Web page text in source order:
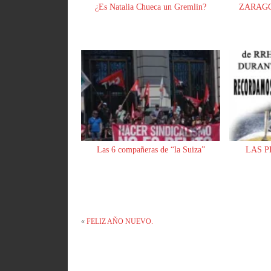
¿Es Natalia Chueca un Gremlin?
Las 6 compañeras de “la Suiza”
LAS
«FELIZ AÑO NUEVO.